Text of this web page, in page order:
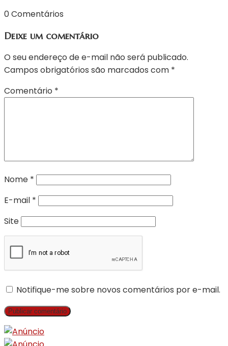
0 Comentários
Deixe um comentário
O seu endereço de e-mail não será publicado.
Campos obrigatórios são marcados com *
Comentário *
Nome *
E-mail *
Site
Notifique-me sobre novos comentários por e-mail.